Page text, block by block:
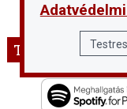
THT podcast